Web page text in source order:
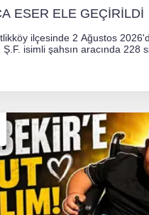
ESER ELE GEÇİRİLDİ
ilçesinde 2 Ağustos
isimli şahsın aracında 228